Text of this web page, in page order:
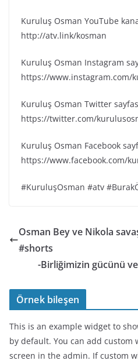
Kuruluş Osman YouTube
http://atv.link/kosman
Kuruluş Osman Instagram
https://www.instagram.com/
Kuruluş Osman Twitter
https://twitter.com/
Kuruluş Osman Facebook
https://www.facebook.com/
#KuruluşOsman #atv
Osman Bey ve Nikola
#shorts
-Birliğimizin gücünü
Örnek bileşen
This is an example widget to
by default. You can add custom
screen in the admin. If custom